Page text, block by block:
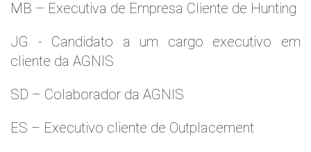
MB – Executiva de Empresa Cliente de Hunting
JG - Candidato a um cargo executivo em
cliente da AGNIS
SD – Colaborador da AGNIS
ES – Executivo cliente de Outplacement